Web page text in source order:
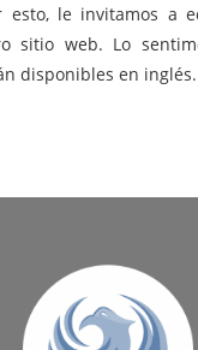
esto, le invitamos a
sitio web. Lo
disponibles en inglés.